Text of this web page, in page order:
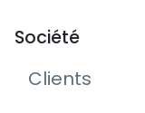
Société
Clients